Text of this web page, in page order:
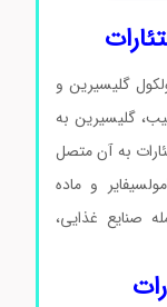
گلیسیرین و
گلیسیرین به
به آن متصل
و ماده
غذایی،